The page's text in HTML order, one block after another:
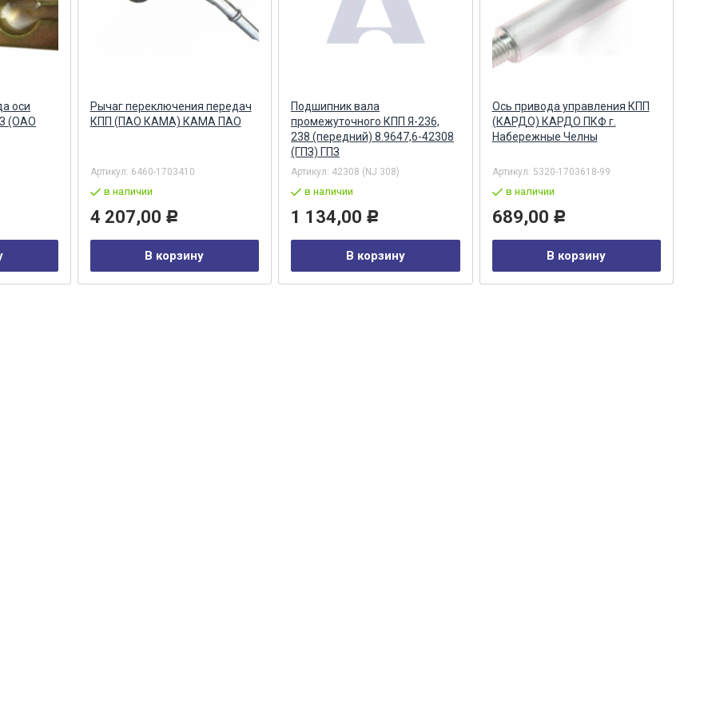
оси
(ОАО
Рычаг переключения передач
КПП (ПАО КАМА) КАМА ПАО
Артикул: 6460-1703410
в наличии
4 207,00 Р
В корзину
Подшипник вала
промежуточного КПП Я-236,
238 (передний) 8.9647,6-42308
(ГПЗ) ГПЗ
Артикул: 42308 (NJ 308)
в наличии
1 134,00 Р
В корзину
Ось привода управления КПП
(КАРДО) КАРДО ПКФ г.
Набережные Челны
Артикул: 5320-1703618-99
в наличии
689,00 Р
В корзину